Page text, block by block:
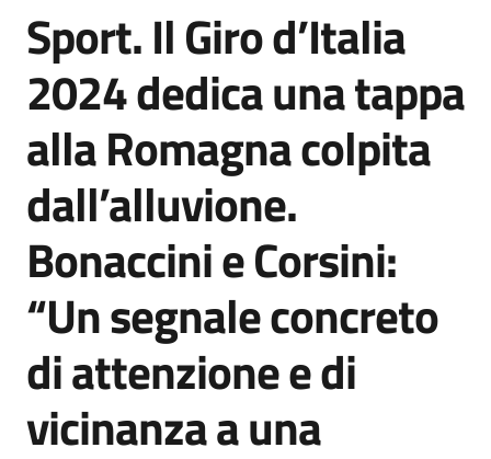
Risorse
Agenzia
di
informazione
e
comunicazione
Seguici
su
Salta al contenuto
Sport. Il Giro d’Italia
2024 dedica una tappa
alla Romagna colpita
dall’alluvione.
Bonaccini e Corsini:
“Un segnale concreto
di attenzione e di
vicinanza a una